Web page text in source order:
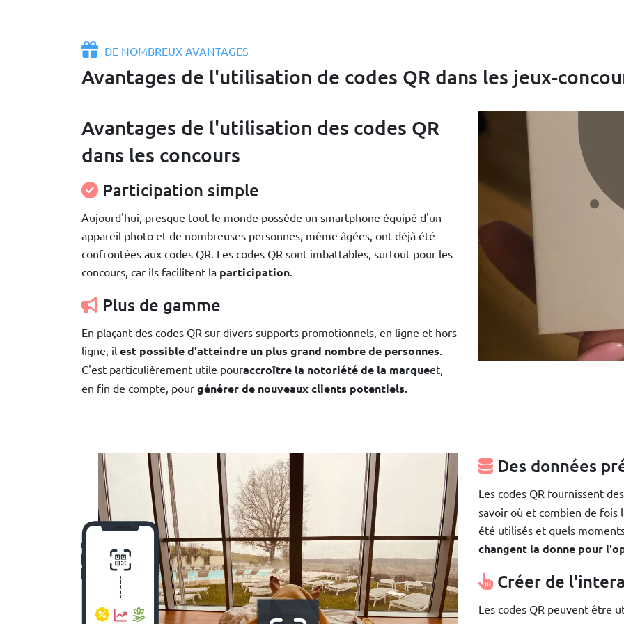
DE NOMBREUX AVANTAGES
Avantages de l'utilisation de codes QR dans les jeux-
Avantages de l'utilisation des codes QR
dans les concours
Participation simple
Aujourd'hui, presque tout le monde possède un smartphone équipé d'un
appareil photo et de nombreuses personnes, même âgées, ont déjà été
confrontées aux codes QR. Les codes QR sont imbattables, surtout pour les
concours, car ils facilitent la participation
Plus de gamme
En plaçant des codes QR sur divers supports promotionnels, en ligne et hors
ligne, il est possible d'atteindre un plus grand nombre de personnes
C'est particulièrement utile pouraccroître la notoriété de la marqueet,
en fin de compte, pour générer de nouveaux clients potentiels.
Des données
Les codes QR fournissent
savoir où et combien de fois
été utilisés et quels
changent la donne pour
Créer de
Les codes QR peuvent être